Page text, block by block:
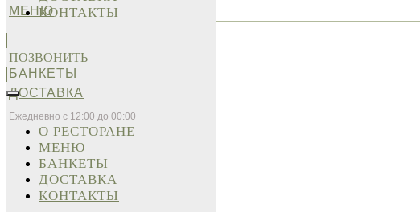
МЕНЮ
БАНКЕТЫ
ДОСТАВКА
Ежедневно с 12:00 до 00:00
КОНТАКТЫ
ПОЗВОНИТЬ
О РЕСТОРАНЕ
МЕНЮ
БАНКЕТЫ
ДОСТАВКА
КОНТАКТЫ